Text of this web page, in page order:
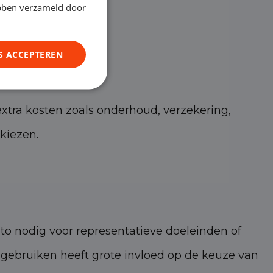
kosten zoals onderhoud, verzekering,
nodig voor representatieve doeleinden of
heeft grote invloed op de keuze van
verzameld door
ACCEPTEREN